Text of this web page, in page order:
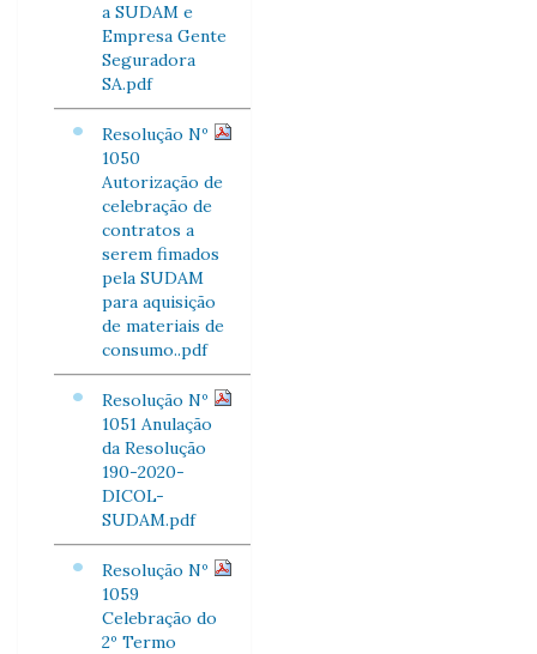
a SUDAM e
Empresa Gente
Seguradora
SA.pdf
Resolução Nº
1050
Autorização de
celebração de
contratos a
serem fimados
pela SUDAM
para aquisição
de materiais de
consumo..pdf
Resolução Nº
1051 Anulação
da Resolução
190-2020-
DICOL-
SUDAM.pdf
Resolução Nº
1059
Celebração do
2º Termo